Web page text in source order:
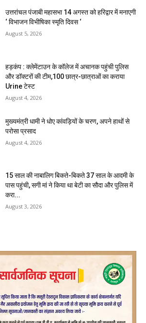
उत्तरांचल पंजाबी महासभा 14 अगस्त को हरिद्वार में मनाएगी
‘ विभाजन विभीषिका स्मृति दिवस ‘
August 5, 2026
हड़कंप : क्लेमेंटाउन के कॉलेज में अचानक पहुंची पुलिस
और डॉक्टरों की टीम,100 छात्र-छात्राओं का कराया
Urine टेस्ट
August 4, 2026
मुख्यमंत्री धामी ने धोए कांवड़ियों के चरण, अपने हाथों से
परोसा प्रसाद
August 4, 2026
15 साल की नाबालिग बिकते-बिकते 37 साल के आदमी के
पास पहुंची, सगी मां ने किया था बेटी का सौदा और पुलिस में
करा...
August 3, 2026